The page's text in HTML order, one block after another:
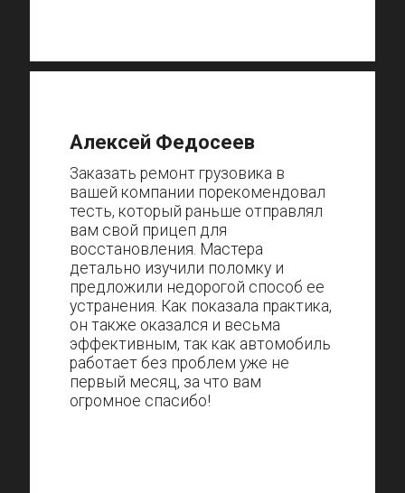
Алексей Федосеев
Заказать ремонт грузовика в
вашей компании порекомендовал
тесть, который раньше отправлял
вам свой прицеп для
восстановления. Мастера
детально изучили поломку и
предложили недорогой способ ее
устранения. Как показала практика,
он также оказался и весьма
эффективным, так как автомобиль
работает без проблем уже не
первый месяц, за что вам
огромное спасибо!